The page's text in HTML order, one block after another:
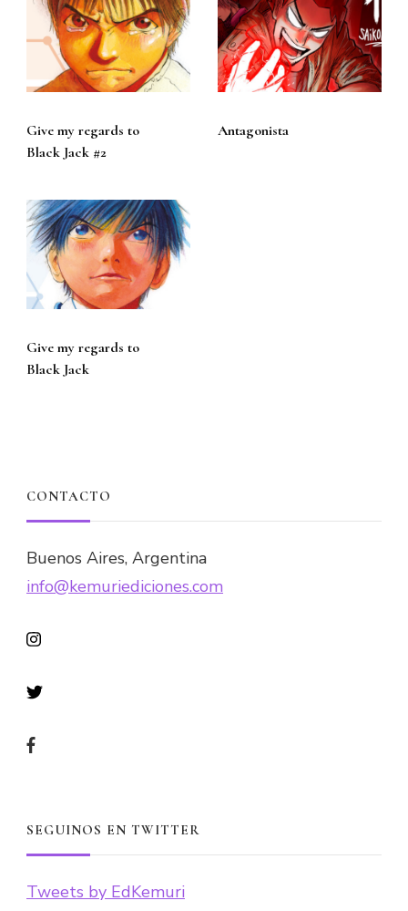
Give my regards to
Black Jack #2
Antagonista
Give my regards to
Black Jack
CONTACTO
Buenos Aires, Argentina
info@kemuriediciones.com
SEGUINOS EN TWITTER
Tweets by EdKemuri